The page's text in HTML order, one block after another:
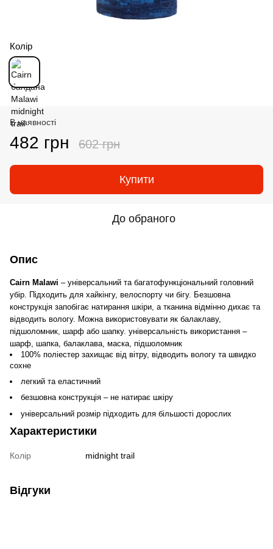
Колір
В наявності
482 грн 602 грн
Купити
До обраного
Опис
Cairn Malawi – універсальний та багатофункціональний головний
убір. Підходить для хайкінгу, велоспорту чи бігу. Безшовна
конструкція запобігає натирання шкіри, а тканина відмінно дихає та
відводить вологу. Можна використовувати як балаклаву,
підшоломник, шарф або шапку. універсальність використання –
шарф, шапка, балаклава, маска, підшоломник
100% поліестер захищає від вітру, відводить вологу та швидко
сохне
легкий та еластичний
безшовна конструкція – не натирає шкіру
універсальний розмір підходить для більшості дорослих
Характеристики
Колір midnight trail
Відгуки